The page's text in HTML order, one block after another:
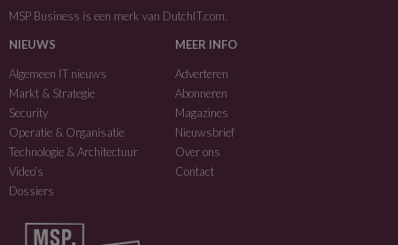
MSP Business is een merk van DutchIT.com.
NIEUWS
Algemeen IT nieuws
Markt & Strategie
Security
Operatie & Organisatie
Technologie & Architectuur
Video’s
Dossiers
MEER INFO
Adverteren
Abonneren
Magazines
Nieuwsbrief
Over ons
Contact